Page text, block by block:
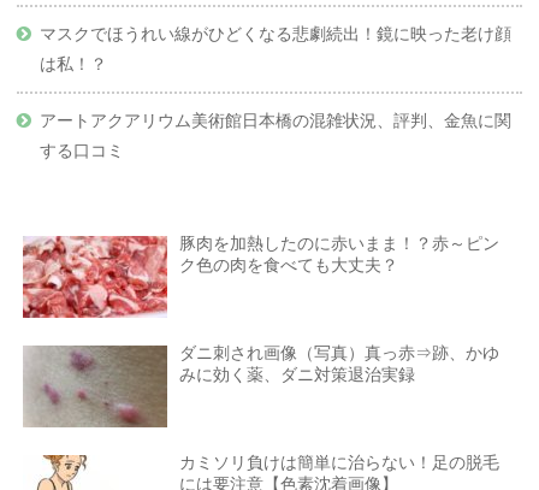
マスクでほうれい線がひどくなる悲劇続出！鏡に映った老け顔
は私！？
アートアクアリウム美術館日本橋の混雑状況、評判、金魚に関
する口コミ
豚肉を加熱したのに赤いまま！？赤～ピン
ク色の肉を食べても大丈夫？
ダニ刺され画像（写真）真っ赤⇒跡、かゆ
みに効く薬、ダニ対策退治実録
カミソリ負けは簡単に治らない！足の脱毛
には要注意【色素沈着画像】